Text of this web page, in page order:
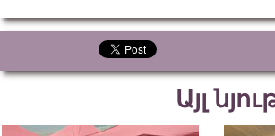
Այլ